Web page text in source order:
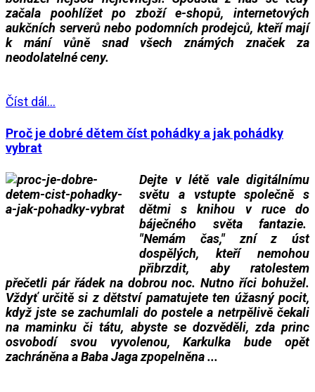
začala poohlížet po zboží e-shopů, internetových
aukčních serverů nebo podomních prodejců, kteří mají
k mání vůně snad všech známých značek za
neodolatelné ceny.
Číst dál...
Proč je dobré dětem číst pohádky a jak pohádky
vybrat
Dejte v létě vale digitálnímu
světu a vstupte společně s
dětmi s knihou v ruce do
báječného světa fantazie.
"Nemám čas," zní z úst
dospělých, kteří nemohou
přibrzdit, aby ratolestem
přečetli pár řádek na dobrou noc. Nutno říci bohužel.
Vždyť určitě si z dětství pamatujete ten úžasný pocit,
když jste se zachumlali do postele a netrpělivě čekali
na maminku či tátu, abyste se dozvěděli, zda princ
osvobodí svou vyvolenou, Karkulka bude opět
zachráněna a Baba Jaga zpopelněna ...